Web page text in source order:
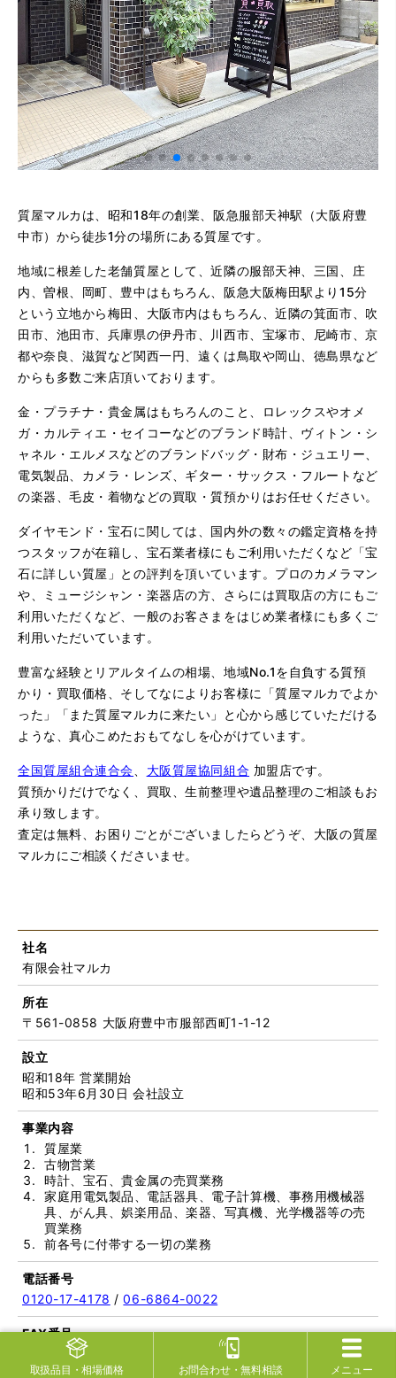
質屋マルカは、昭和18年の創業、阪急服部天神駅（大阪府豊
中市）から徒歩1分の場所にある質屋です。
地域に根差した老舗質屋として、近隣の服部天神、三国、庄
内、曽根、岡町、豊中はもちろん、阪急大阪梅田駅より15分
という立地から梅田、大阪市内はもちろん、近隣の箕面市、吹
田市、池田市、兵庫県の伊丹市、川西市、宝塚市、尼崎市、京
都や奈良、滋賀など関西一円、遠くは鳥取や岡山、徳島県など
からも多数ご来店頂いております。
金・プラチナ・貴金属はもちろんのこと、ロレックスやオメ
ガ・カルティエ・セイコーなどのブランド時計、ヴィトン・シ
ャネル・エルメスなどのブランドバッグ・財布・ジュエリー、
電気製品、カメラ・レンズ、ギター・サックス・フルートなど
の楽器、毛皮・着物などの買取・質預かりはお任せください。
ダイヤモンド・宝石に関しては、国内外の数々の鑑定資格を持
つスタッフが在籍し、宝石業者様にもご利用いただくなど「宝
石に詳しい質屋」との評判を頂いています。プロのカメラマン
や、ミュージシャン・楽器店の方、さらには買取店の方にもご
利用いただくなど、一般のお客さまをはじめ業者様にも多くご
利用いただいています。
豊富な経験とリアルタイムの相場、地域No.1を自負する質預
かり・買取価格、そしてなによりお客様に「質屋マルカでよか
った」「また質屋マルカに来たい」と心から感じていただける
ような、真心こめたおもてなしを心がけています。
全国質屋組合連合会 大阪質屋協同組合 加盟店です。
質預かりだけでなく、買取、生前整理や遺品整理のご相談もお
承り致します。
査定は無料、お困りごとがございましたらどうぞ、大阪の質屋
マルカにご相談くださいませ。
社名
有限会社マルカ
所在
〒561-0858 大阪府豊中市服部西町1-1-12
設立
昭和18年 営業開始
昭和53年6月30日 会社設立
事業内容
質屋業
古物営業
時計、宝石、貴金属の売買業務
家庭用電気製品、電話器具、電子計算機、事務用機械器
具、がん具、娯楽用品、楽器、写真機、光学機器等の売
買業務
前各号に付帯する一切の業務
電話番号
0120-17-4178 /06-6864-0022
FAX番号
06-6864-5151
取扱品目 ・相場価格 お問合わせ・無料相談 メニュー